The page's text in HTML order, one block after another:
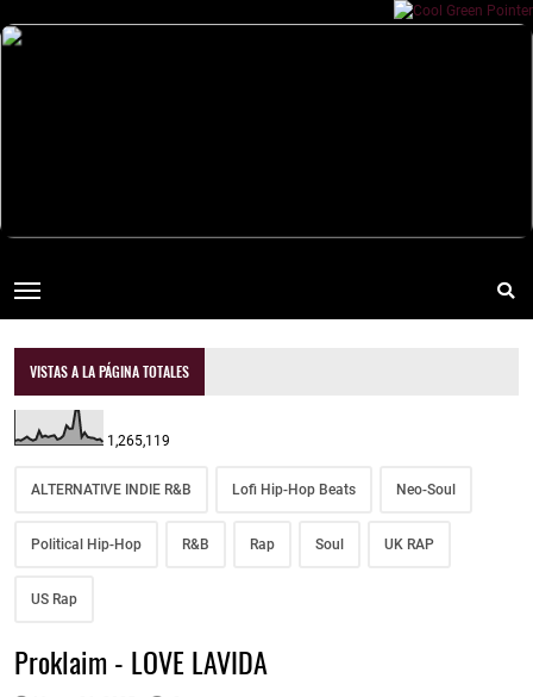
VISTAS A LA PÁGINA TOTALES
1,265,119
ALTERNATIVE INDIE R&B Lofi Hip-Hop Beats Neo-Soul
Political Hip-Hop R&B Rap Soul UK RAP
US Rap
Proklaim - LOVE LAVIDA